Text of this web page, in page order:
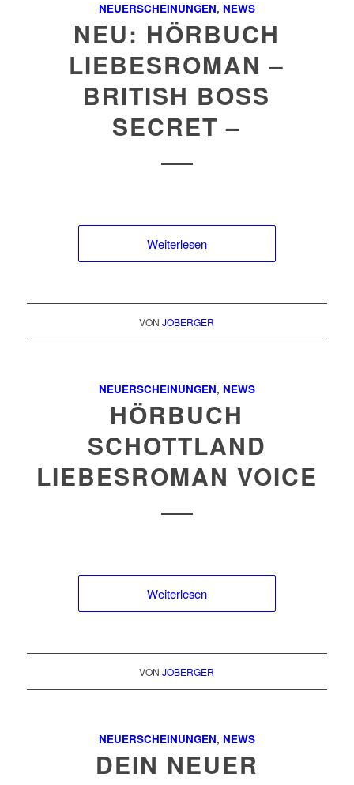
NEUERSCHEINUNGEN, NEWS
NEU: HÖRBUCH
LIEBESROMAN –
BRITISH BOSS
SECRET –
Weiterlesen
VONJOBERGER
NEUERSCHEINUNGEN, NEWS
HÖRBUCH
SCHOTTLAND
LIEBESROMAN VOICE
Weiterlesen
VONJOBERGER
NEUERSCHEINUNGEN, NEWS
DEIN NEUER